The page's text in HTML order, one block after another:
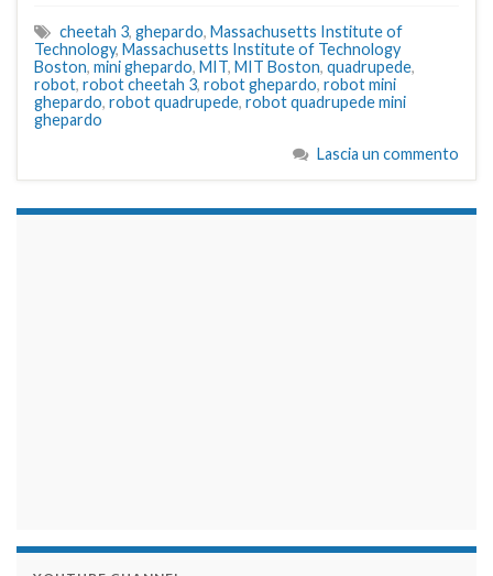
cheetah 3, ghepardo, Massachusetts Institute of
Technology, Massachusetts Institute of Technology
Boston, mini ghepardo, MIT, MIT Boston, quadrupede,
robot, robot cheetah 3, robot ghepardo, robot mini
ghepardo, robot quadrupede, robot quadrupede mini
ghepardo
Lascia un commento